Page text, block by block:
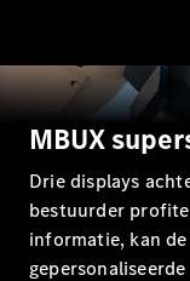
EQS
SUV
Elektrisch
Mercedes-
Maybach
EQS SUV
GLA
Nieuw
GLA Nieuw Elektrisch
Elektrisch
MBUX
Drie displays
bestuurder
informatie, kan